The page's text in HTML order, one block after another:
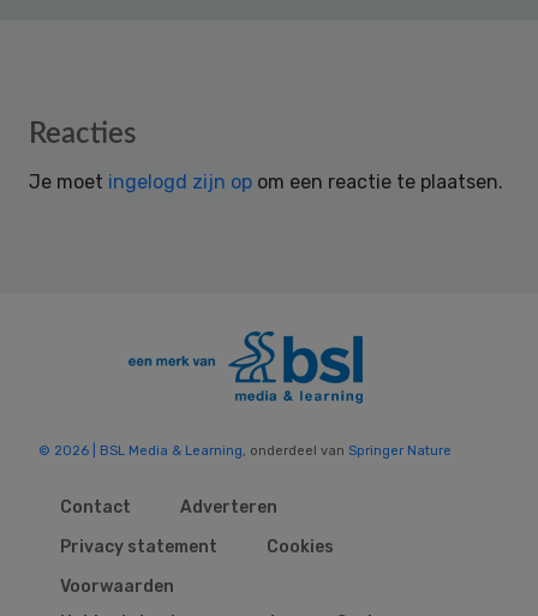
Reader
Reacties
Je moet ingelogd zijn op om een reactie te plaatsen.
© 2026 | BSL Media & Learning, onderdeel van Springer Nature
Contact
Adverteren
Privacy statement
Cookies
Voorwaarden